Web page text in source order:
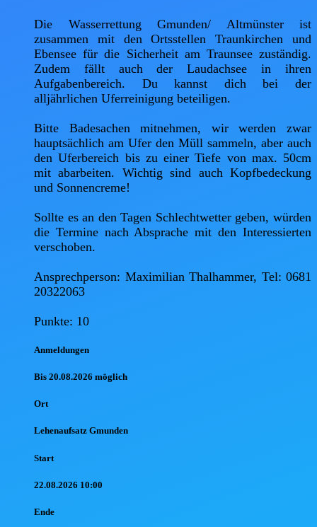
Die Wasserrettung Gmunden/ Altmünster ist
zusammen mit den Ortsstellen Traunkirchen und
Ebensee für die Sicherheit am Traunsee zuständig.
Zudem fällt auch der Laudachsee in ihren
Aufgabenbereich. Du kannst dich bei der
alljährlichen Uferreinigung beteiligen.
Bitte Badesachen mitnehmen, wir werden zwar
hauptsächlich am Ufer den Müll sammeln, aber auch
den Uferbereich bis zu einer Tiefe von max. 50cm
mit abarbeiten. Wichtig sind auch Kopfbedeckung
und Sonnencreme!
Sollte es an den Tagen Schlechtwetter geben, würden
die Termine nach Absprache mit den Interessierten
verschoben.
Ansprechperson: Maximilian Thalhammer, Tel: 0681
20322063
Punkte: 10
Anmeldungen
Bis 20.08.2026 möglich
Ort
Lehenaufsatz Gmunden
Start
22.08.2026 10:00
Ende